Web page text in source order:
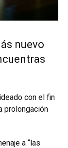
nuevo
con el fin
prolongación
a “las